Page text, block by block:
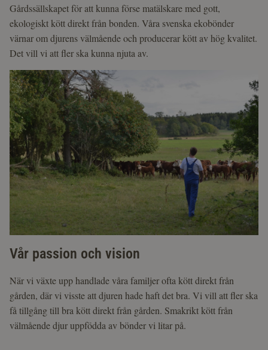
Gårdssällskapet för att kunna förse matälskare med gott,
ekologiskt kött direkt från bonden. Våra svenska ekobönder
värnar om djurens välmående och producerar kött av hög kvalitet.
Det vill vi att fler ska kunna njuta av.
Vår passion och vision
När vi växte upp handlade våra familjer ofta kött direkt från
gården, där vi visste att djuren hade haft det bra. Vi vill att fler ska
få tillgång till bra kött direkt från gården. Smakrikt kött från
välmående djur uppfödda av bönder vi litar på.